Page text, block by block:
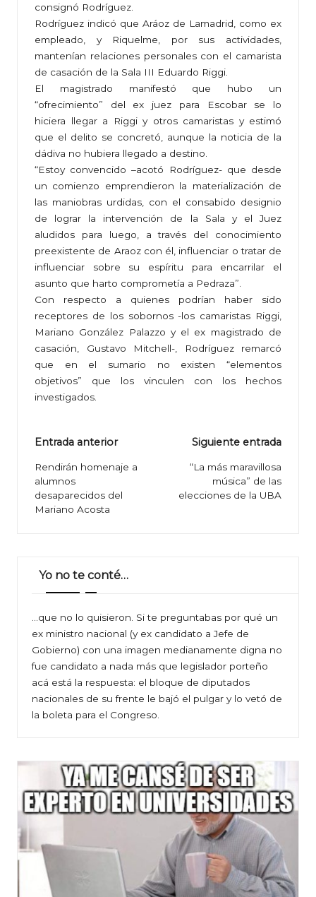
consignó Rodríguez.
Rodríguez indicó que Aráoz de Lamadrid, como ex
empleado, y Riquelme, por sus actividades,
mantenían relaciones personales con el camarista
de casación de la Sala III Eduardo Riggi.
El magistrado manifestó que hubo un
“ofrecimiento” del ex juez para Escobar se lo
hiciera llegar a Riggi y otros camaristas y estimó
que el delito se concretó, aunque la noticia de la
dádiva no hubiera llegado a destino.
“Estoy convencido –acotó Rodríguez- que desde
un comienzo emprendieron la materialización de
las maniobras urdidas, con el consabido designio
de lograr la intervención de la Sala y el Juez
aludidos para luego, a través del conocimiento
preexistente de Araoz con él, influenciar o tratar de
influenciar sobre su espíritu para encarrilar el
asunto que harto comprometía a Pedraza”.
Con respecto a quienes podrían haber sido
receptores de los sobornos -los camaristas Riggi,
Mariano González Palazzo y el ex magistrado de
casación, Gustavo Mitchell-, Rodríguez remarcó
que en el sumario no existen “elementos
objetivos” que los vinculen con los hechos
investigados.
Navegación
de
entradas
Entrada anterior
Rendirán homenaje a
alumnos
desaparecidos del
Mariano Acosta
Siguiente entrada
“La más maravillosa
música” de las
elecciones de la UBA
Yo no te conté…
…que no lo quisieron. Si te preguntabas por qué un
ex ministro nacional (y ex candidato a Jefe de
Gobierno) con una imagen medianamente digna no
fue candidato a nada más que legislador porteño
acá está la respuesta: el bloque de diputados
nacionales de su frente le bajó el pulgar y lo vetó de
la boleta para el Congreso.